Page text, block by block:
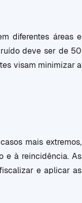
diferentes áreas e
deve ser de 50
visam minimizar a
mais extremos,
e à reincidência. As
e aplicar as